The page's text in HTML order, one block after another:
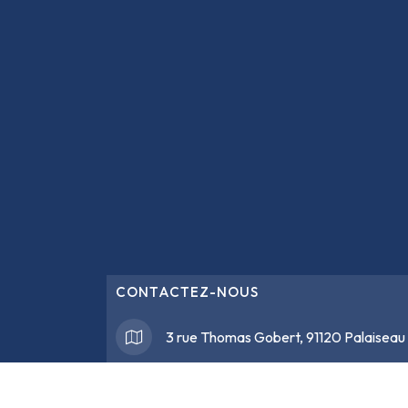
CONTACTEZ-NOUS
3 rue Thomas Gobert, 91120 Palaiseau